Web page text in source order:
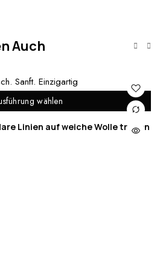
Auch
wählen
Linien auf weiche Wolle treffen